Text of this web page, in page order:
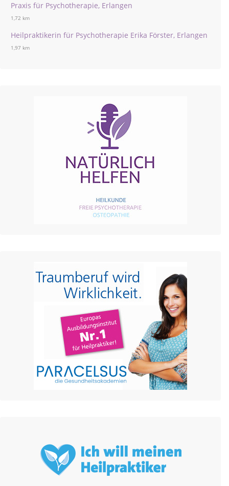
Praxis für Psychotherapie, Erlangen
1,72 km
Heilpraktikerin für Psychotherapie Erika Förster, Erlangen
1,97 km